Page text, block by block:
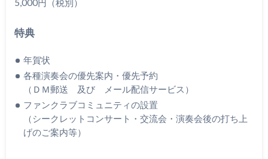
5,000円（税別）
特典
年賀状
各種演奏会の優先案内・優先予約
（ＤＭ郵送 及び メール配信サービス）
ファンクラブコミュニティの設置
（シークレットコンサート・交流会・演奏会後の打ち上
げのご案内等）